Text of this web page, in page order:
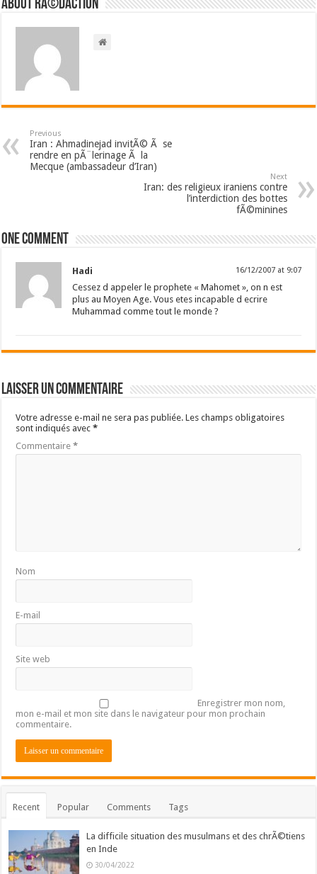
About RÃ©daction
Previous
Iran : Ahmadinejad invitÃ© Ã se
rendre en pÃ¨lerinage Ã la
Mecque (ambassadeur d’Iran)
Next
Iran: des religieux iraniens contre
l’interdiction des bottes
fÃ©minines
One comment
Hadi 16/12/2007 at 9:07
Cessez d appeler le prophete « Mahomet », on n est
plus au Moyen Age. Vous etes incapable d ecrire
Muhammad comme tout le monde ?
Laisser un commentaire
Votre adresse e-mail ne sera pas publiée. Les champs obligatoires
sont indiqués avec*
Commentaire*
Nom
E-mail
Site web
Enregistrer mon nom,
mon e-mail et mon site dans le navigateur pour mon prochain
commentaire.
Recent Popular Comments Tags
La difficile situation des musulmans et des chrÃ©tiens
en Inde
30/04/2022